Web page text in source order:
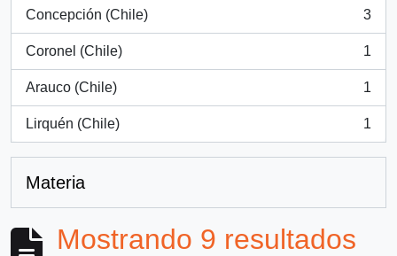
Concepción (Chile)
, 3 resultados
3
Coronel (Chile)
, 1 resultados
1
Arauco (Chile)
, 1 resultados
1
Lirquén (Chile)
, 1 resultados
1
Materia
Mostrando 9 resultados